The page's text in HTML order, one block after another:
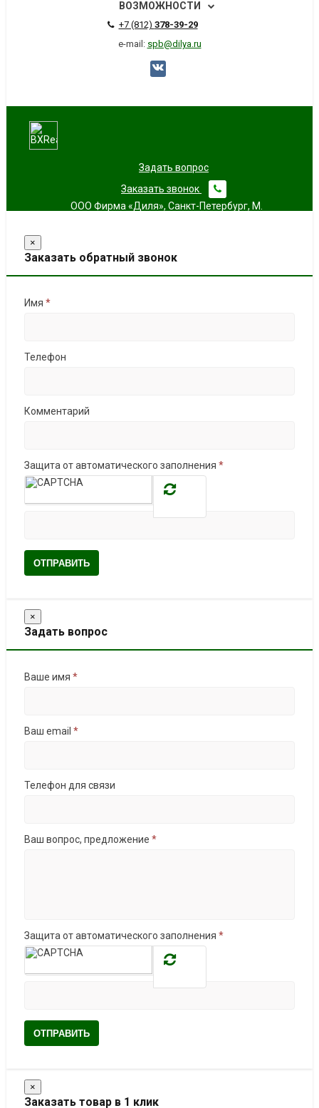
ВОЗМОЖНОСТИ
+7 (812) 378-39-29
e-mail: spb@dilya.ru
Задать вопрос
Заказать звонок
ООО Фирма «Диля», Санкт-Петербург, М.
×
Заказать обратный звонок
Имя *
Телефон
Комментарий
Защита от автоматического заполнения *
ОТПРАВИТЬ
×
Задать вопрос
Ваше имя *
Ваш email *
Телефон для связи
Ваш вопрос, предложение *
Защита от автоматического заполнения *
ОТПРАВИТЬ
×
Заказать товар в 1 клик